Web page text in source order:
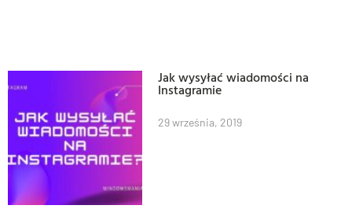
Jak wysyłać wiadomości na
Instagramie
29 września, 2019